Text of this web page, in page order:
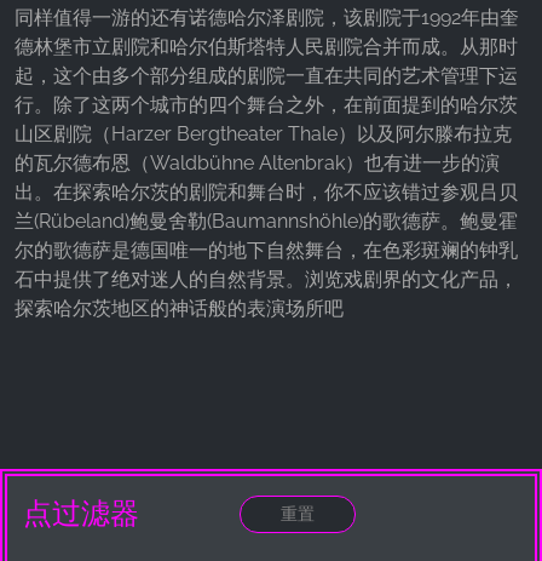
同样值得一游的还有诺德哈尔泽剧院，该剧院于1992年由奎
德林堡市立剧院和哈尔伯斯塔特人民剧院合并而成。从那时
起，这个由多个部分组成的剧院一直在共同的艺术管理下运
行。除了这两个城市的四个舞台之外，在前面提到的哈尔茨
山区剧院（Harzer Bergtheater Thale）以及阿尔滕布拉克
的瓦尔德布恩（Waldbühne Altenbrak）也有进一步的演
出。在探索哈尔茨的剧院和舞台时，你不应该错过参观吕贝
兰(Rübeland)鲍曼舍勒(Baumannshöhle)的歌德萨。鲍曼霍
尔的歌德萨是德国唯一的地下自然舞台，在色彩斑斓的钟乳
石中提供了绝对迷人的自然背景。浏览戏剧界的文化产品，
探索哈尔茨地区的神话般的表演场所吧
点过滤器
营销cookies被第三方用来显示个性化的广告。它们
通过跟踪各网站的访问者来实现这一目的。
Facebook Pixel
Name:
_fbp, fr, _fbq, fbq
Provider:
Facebook Ireland Ltd.
Purpose:
统计数据
统计Cookies以匿名方式收集信息。这些信息有助